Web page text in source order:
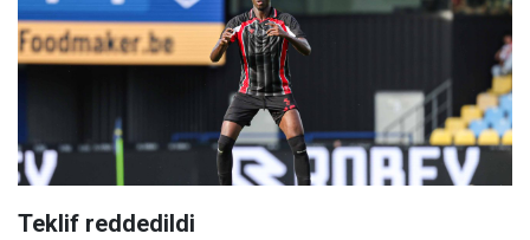
Teklif reddedildi